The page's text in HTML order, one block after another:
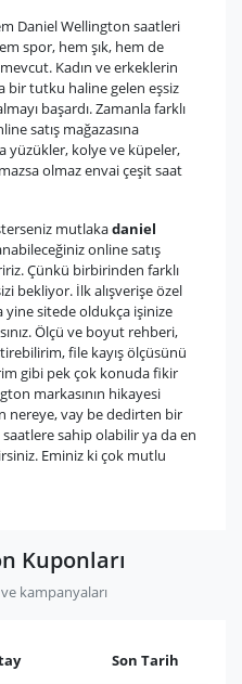
Daniel Wellington saatleri
spor, hem şık, hem de
Kadın ve erkeklerin
bir tutku haline gelen eşsiz
başardı. Zamanla farklı
satış mağazasına
yüzükler, kolye ve küpeler,
olmaz envai çeşit saat
mutlakadaniel
online satış
Çünkü birbirinden farklı
bekliyor. İlk alışverişe özel
yine sitede oldukça işinize
Ölçü ve boyut rehberi,
file kayış ölçüsünü
gibi pek çok konuda fikir
markasının hikayesi
nereye, vay be dedirten bir
sahip olabilir ya da en
Eminiz ki çok mutlu
Kuponları
kampanyaları
Son Tarih